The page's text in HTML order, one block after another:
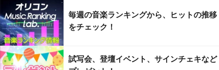
毎週の音楽ランキングから、ヒットの推移
をチェック！
試写会、登壇イベント、サインチェキなど